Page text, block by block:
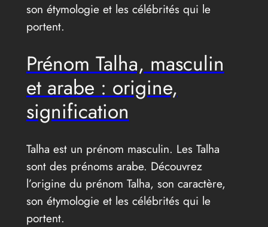
son étymologie et les célébrités qui le
portent.
Prénom Talha, masculin
et arabe : origine,
signification
Talha est un prénom masculin. Les Talha
sont des prénoms arabe. Découvrez
l’origine du prénom Talha, son caractère,
son étymologie et les célébrités qui le
portent.